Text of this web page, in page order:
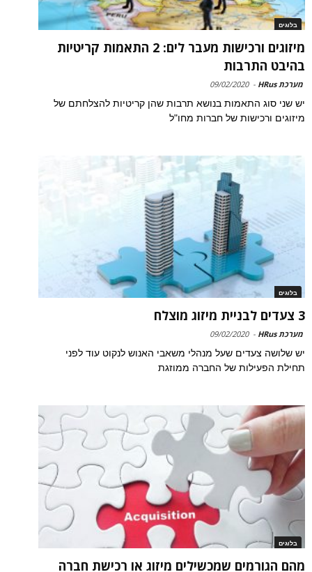
בלוגים
מיזוגים ורכישות מעבר לים: 2 התאמות קריטיות
בהיבט התרבות
מערכת HRus -
09/02/2020
יש שני סוג התאמות בנושא תרבות שהן קריטיות להצלחתם של
מיזוגים ורכישות של חברות מחו"ל
בלוגים
3 צעדים לבניית מיזוג מוצלח
מערכת HRus -
09/02/2020
יש שלושה צעדים שעל מנהלי משאבי האנוש לנקוט עוד לפני
תחילת הפעילות של החברה ממוזגת
בלוגים
מהם הגורמים שמכשילים מיזוג או רכישת חברה